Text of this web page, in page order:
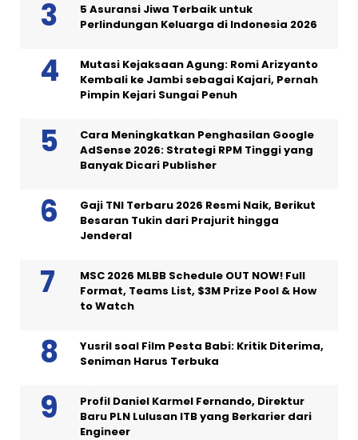
5 Asuransi Jiwa Terbaik untuk
Perlindungan Keluarga di Indonesia 2026
Mutasi Kejaksaan Agung: Romi Arizyanto
Kembali ke Jambi sebagai Kajari, Pernah
Pimpin Kejari Sungai Penuh
Cara Meningkatkan Penghasilan Google
AdSense 2026: Strategi RPM Tinggi yang
Banyak Dicari Publisher
Gaji TNI Terbaru 2026 Resmi Naik, Berikut
Besaran Tukin dari Prajurit hingga
Jenderal
MSC 2026 MLBB Schedule OUT NOW! Full
Format, Teams List, $3M Prize Pool & How
to Watch
Yusril soal Film Pesta Babi: Kritik Diterima,
Seniman Harus Terbuka
Profil Daniel Karmel Fernando, Direktur
Baru PLN Lulusan ITB yang Berkarier dari
Engineer